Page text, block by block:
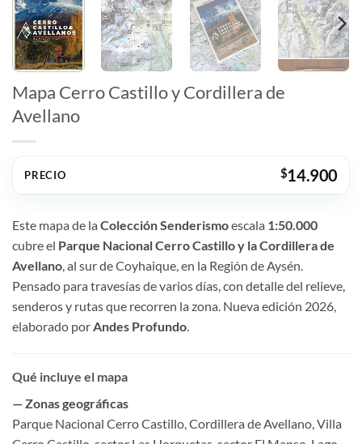
Mapa Cerro Castillo y Cordillera de
Avellano
PRECIO $14.900
Este mapa de la Colección Senderismoescala 1:50.000
cubre el Parque Nacional Cerro Castillo y la Cordillera de
Avellano , al sur de Coyhaique, en la Región de Aysén.
Pensado para travesías de varios días, con detalle del relieve,
senderos y rutas que recorren la zona. Nueva edición 2026,
elaborado por Andes Profundo
Qué incluye el mapa
— Zonas geográficas
Parque Nacional Cerro Castillo, Cordillera de Avellano, Villa